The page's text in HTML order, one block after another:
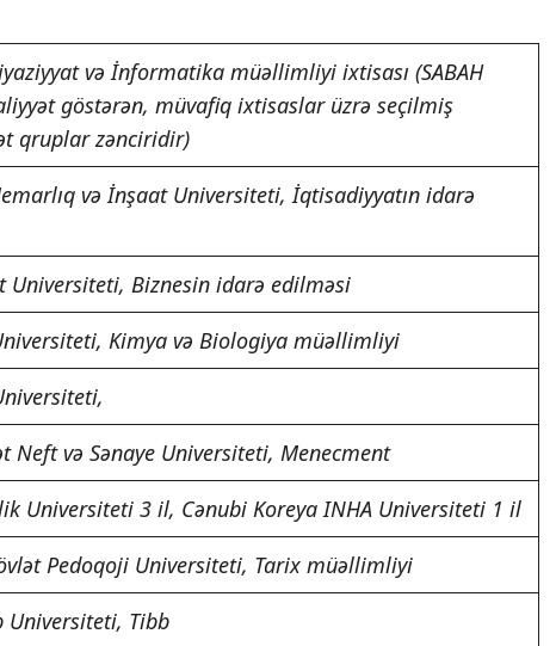
və İnformatika müəllimliyi ixtisası (SABAH
göstərən, müvafiq ixtisaslar üzrə seçilmiş
qruplar zənciridir)
və İnşaat Universiteti, İqtisadiyyatın idarə
Universiteti, Biznesin idarə edilməsi
Kimya və Biologiya müəllimliyi
Neft və Sənaye Universiteti, Menecment
Universiteti 3 il, Cənubi Koreya INHA Universiteti 1 il
Pedoqoji Universiteti, Tarix müəllimliyi
Universiteti, Tibb